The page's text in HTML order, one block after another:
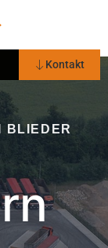
Kontakt
BLIEDER